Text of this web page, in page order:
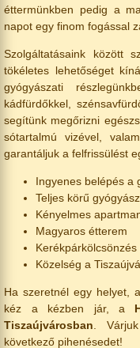
éttermünkben pedig a
napot egy finom fogással
Szolgáltatásaink között
tökéletes lehetőséget
gyógyászati
kádfürdőkkel,
segítünk megőrizni
sótartalmú vizével,
garantáljuk a felfrissülést
Ingyenes belépés a
Teljes körű
Kényelmes
Magyaros étterem
Közelség a
Ha szeretnél egy helyet,
kéz a kézben jár, a
Tiszaújvárosban .
következő pihenésedet!